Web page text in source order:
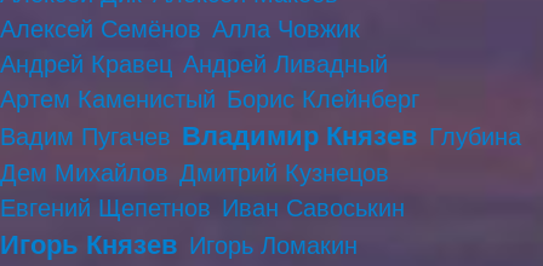
Алексей Семёнов Алла Човжик
Андрей Кравец Андрей Ливадный
Артем Каменистый Борис Клейнберг
Вадим Пугачев Владимир Князев Глубина
Дем Михайлов Дмитрий Кузнецов
Евгений Щепетнов Иван Савоськин
Игорь Князев Игорь Ломакин